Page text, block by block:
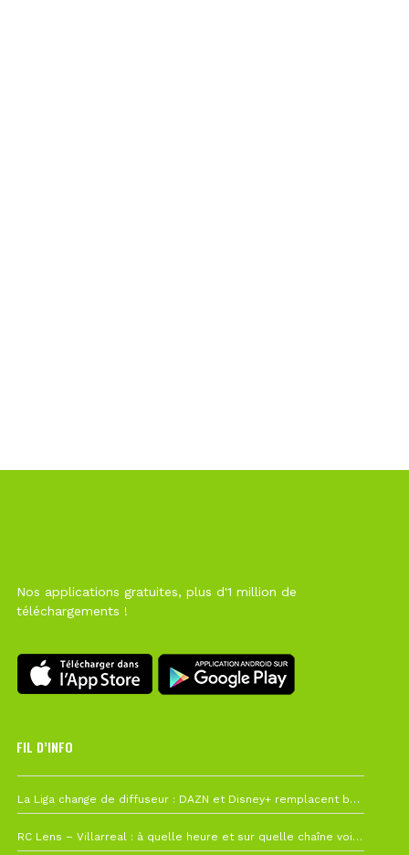
Nos applications gratuites, plus d'1 million de
téléchargements !
FIL D’INFO
La Liga change de diffuseur : DAZN et Disney+ remplacent beIN Sports !
RC Lens – Villarreal : à quelle heure et sur quelle chaîne voir la finale de la Como Cup ?